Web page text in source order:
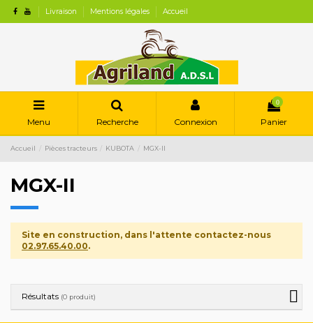
Livraison Mentions légales Accueil
Menu Recherche Connexion
0
Panier
Accueil Pièces tracteurs KUBOTA MGX-II
MGX-II
Site en construction, dans l'attente contactez-nous
02.97.65.40.00.
Résultats (0 produit)